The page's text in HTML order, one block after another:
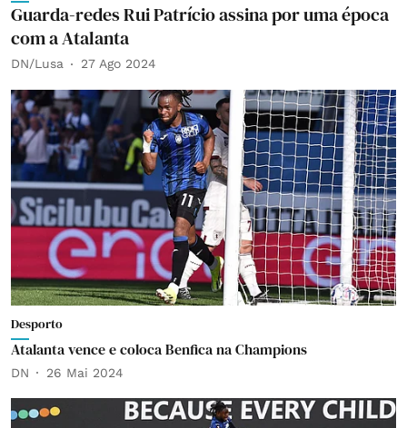
Guarda-redes Rui Patrício assina por uma época
com a Atalanta
DN/Lusa 27 Ago 2024
Desporto
Atalanta vence e coloca Benfica na Champions
DN 26 Mai 2024